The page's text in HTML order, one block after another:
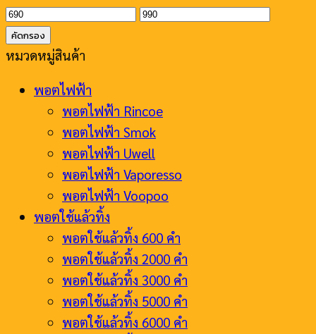
ราคา
ต่ำ
สุด
ราคา
คัดกรอง
หมวดหมู่สินค้า
พอตไฟฟ้า
พอตไฟฟ้า Rincoe
พอตไฟฟ้า Smok
พอตไฟฟ้า Uwell
พอตไฟฟ้า Vaporesso
พอตไฟฟ้า Voopoo
พอตใช้แล้วทิ้ง
พอตใช้แล้วทิ้ง 600 คำ
พอตใช้แล้วทิ้ง 2000 คำ
พอตใช้แล้วทิ้ง 3000 คำ
พอตใช้แล้วทิ้ง 5000 คำ
พอตใช้แล้วทิ้ง 6000 คำ